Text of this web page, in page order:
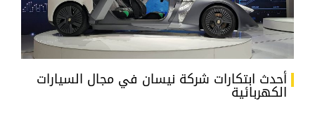
أحدث ابتكارات شركة نيسان في مجال السيارات
الكهربائية